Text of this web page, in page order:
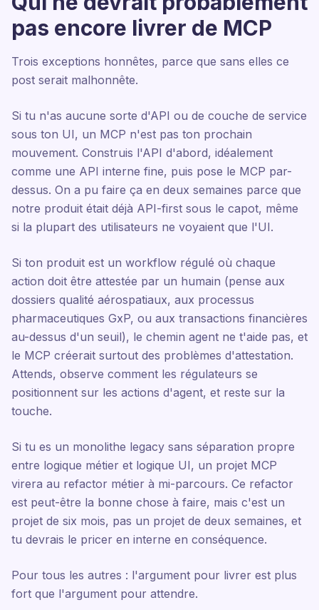
pas encore livrer de MCP
Trois exceptions honnêtes, parce que sans elles ce
post serait malhonnête.
Si tu n'as aucune sorte d'API ou de couche de service
sous ton UI, un MCP n'est pas ton prochain
mouvement. Construis l'API d'abord, idéalement
comme une API interne fine, puis pose le MCP par-
dessus. On a pu faire ça en deux semaines parce que
notre produit était déjà API-first sous le capot, même
si la plupart des utilisateurs ne voyaient que l'UI.
Si ton produit est un workflow régulé où chaque
action doit être attestée par un humain (pense aux
dossiers qualité aérospatiaux, aux processus
pharmaceutiques GxP, ou aux transactions financières
au-dessus d'un seuil), le chemin agent ne t'aide pas, et
le MCP créerait surtout des problèmes d'attestation.
Attends, observe comment les régulateurs se
positionnent sur les actions d'agent, et reste sur la
touche.
Si tu es un monolithe legacy sans séparation propre
entre logique métier et logique UI, un projet MCP
virera au refactor métier à mi-parcours. Ce refactor
est peut-être la bonne chose à faire, mais c'est un
projet de six mois, pas un projet de deux semaines, et
tu devrais le pricer en interne en conséquence.
Pour tous les autres : l'argument pour livrer est plus
fort que l'argument pour attendre.